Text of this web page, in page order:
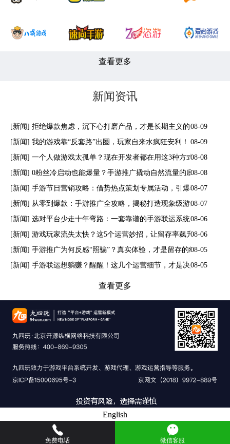
查看更多
新闻资讯
[新闻] 拒绝爆款焦虑，沉下心打磨产品，才是长期主义的赢家
08-09
[新闻] 我的游戏靠“反套路”出圈，玩家自来水疯狂安利！
08-09
[新闻] 一个人做游戏太孤单？现在开发者都在用这3种方式找“搭子” |
08-08
[新闻] 0粉丝冷启动也能爆量？手游推广撬动自然流量的底层逻辑
08-08
[新闻] 手游节日营销攻略：借势热点策划专属活动，引爆转化率飙升
08-07
[新闻] 从零到爆款：手游推广全攻略，揭秘打造现象级游戏的制胜法
08-07
[新闻] 选对平台少走十年弯路：一套靠谱的手游联运系统，到底长什
08-06
[新闻] 游戏玩家流失太快？这5个运营妙招，让留存率飙升！
08-06
[新闻] 手游推广为何反感“照骗”？真实体验，才是留存的终极密码
08-05
[新闻] 手游联运想躺赚？醒醒！这几个运营细节，才是决定你收入的
08-05
查看更多
免费电话 微信客服
English